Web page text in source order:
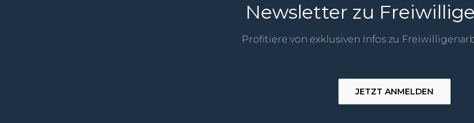
Newsletter zu
Profitiere von exklusiven Infos zu
JETZT ANMELDEN